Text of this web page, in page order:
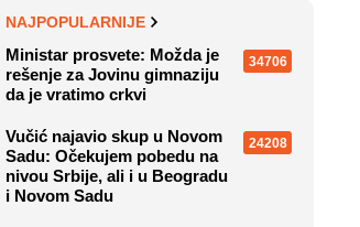
NAJPOPULARNIJE
Ministar prosvete: Možda je
rešenje za Jovinu gimnaziju
da je vratimo crkvi
34706
Vučić najavio skup u Novom
Sadu: Očekujem pobedu na
nivou Srbije, ali i u Beogradu
i Novom Sadu
24208